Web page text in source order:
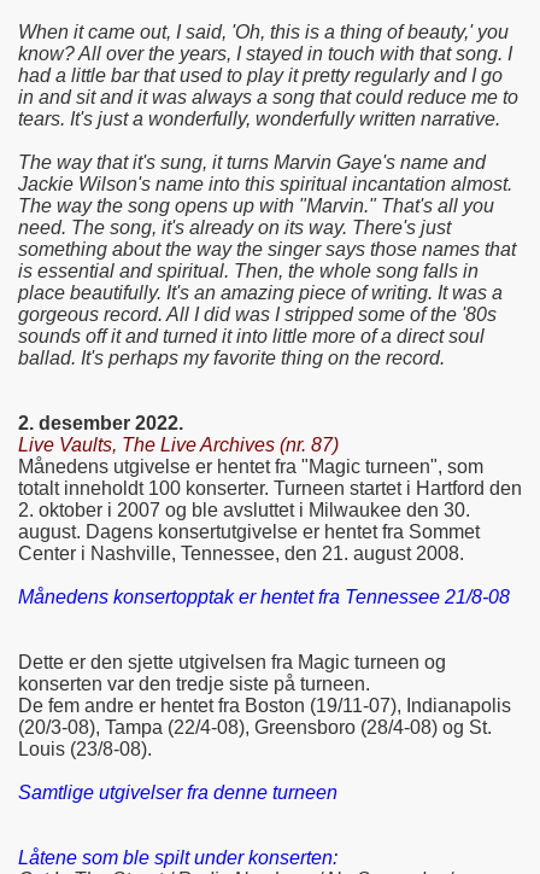
When it came out, I said, 'Oh, this is a thing of beauty,' you
know? All over the years, I stayed in touch with that song. I
had a little bar that used to play it pretty regularly and I go
in and sit and it was always a song that could reduce me to
tears. It's just a wonderfully, wonderfully written narrative.
The way that it's sung, it turns Marvin Gaye's name and
Jackie Wilson's name into this spiritual incantation almost.
The way the song opens up with "Marvin." That's all you
need. The song, it's already on its way. There's just
something about the way the singer says those names that
is essential and spiritual. Then, the whole song falls in
place beautifully. It's an amazing piece of writing. It was a
gorgeous record. All I did was I stripped some of the '80s
sounds off it and turned it into little more of a direct soul
ballad. It's perhaps my favorite thing on the record.
2. desember 2022.
Live Vaults, The Live Archives (nr. 87)
Månedens utgivelse er hentet fra "Magic turneen", som
totalt inneholdt 100 konserter. Turneen startet i Hartford den
2. oktober i 2007 og ble avsluttet i Milwaukee den 30.
august. Dagens konsertutgivelse er hentet fra Sommet
Center i Nashville, Tennessee, den 21. august 2008.
Månedens konsertopptak er hentet fra Tennessee 21/8-08
Dette er den sjette utgivelsen fra Magic turneen og
konserten var den tredje siste på turneen.
De fem andre er hentet fra Boston (19/11-07), Indianapolis
(20/3-08), Tampa (22/4-08), Greensboro (28/4-08) og St.
Louis (23/8-08).
Samtlige utgivelser fra denne turneen
Låtene som ble spilt under konserten: